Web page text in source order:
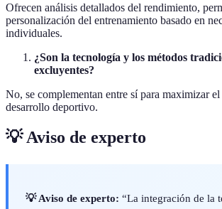
Ofrecen análisis detallados del rendimiento,
personalización del entrenamiento basado en
individuales.
¿Son la tecnología y los métodos
excluyentes?
No, se complementan entre sí para maximizar
desarrollo deportivo.
💡 Aviso de experto
💡 Aviso de experto: “La integración de la